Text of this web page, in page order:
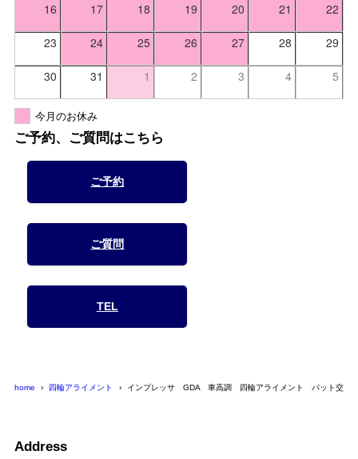
16 17 18 19 20 21 22
23 24 25 26 27 28 29
30 31 1 2 3 4 5
今月のお休み
ご予約、ご質問はこちら
ご予約
ご質問
TEL
home 四輪アライメント インプレッサ GDA 車高調 四輪アライメント パット交換
Address